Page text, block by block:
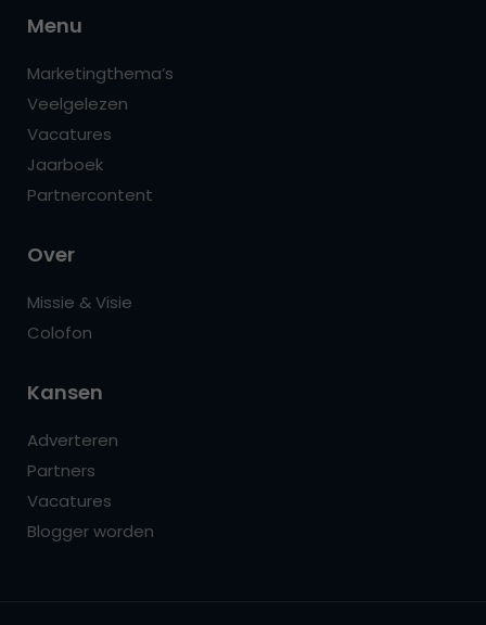
Menu
Marketingthema’s
Veelgelezen
Vacatures
Jaarboek
Partnercontent
Over
Missie & Visie
Colofon
Kansen
Adverteren
Partners
Vacatures
Blogger worden